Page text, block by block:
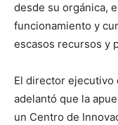
desde su orgánica,
funcionamiento y
escasos recursos y
El director ejecutivo
adelantó que la
un Centro de